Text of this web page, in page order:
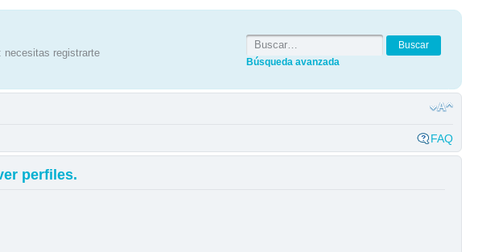
necesitas registrarte
Búsqueda avanzada
FAQ
perfiles.